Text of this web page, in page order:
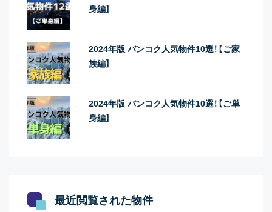
身編】
2024年版 バンコク人気物件10選！【ご家
族編】
2024年版 バンコク人気物件10選！【ご単
身編】
最近閲覧された物件